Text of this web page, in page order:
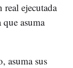
ejecutada
asuma
asuma sus